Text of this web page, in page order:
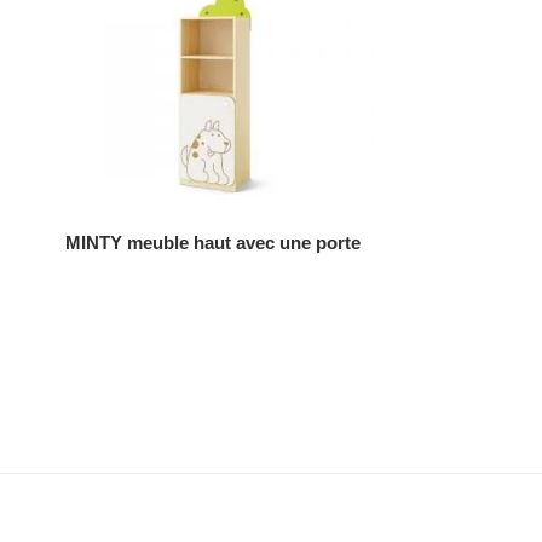
AJOUTER AU DEVIS
MINTY meuble haut avec une porte